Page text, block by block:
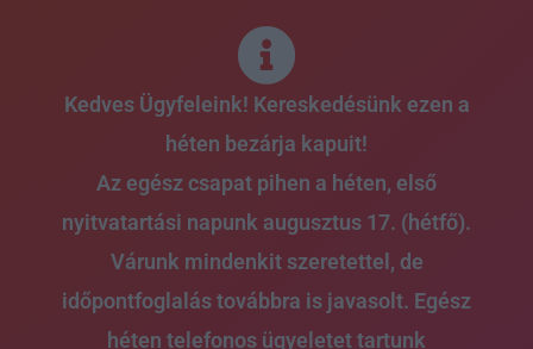
Kedves Ügyfeleink! Kereskedésünk ezen a
héten bezárja kapuit!
Az egész csapat pihen a héten, első
nyitvatartási napunk augusztus 17. (hétfő).
Várunk mindenkit szeretettel, de
időpontfoglalás továbbra is javasolt. Egész
héten telefonos ügyeletet tartunk